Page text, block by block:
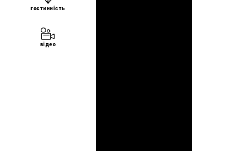
гостинність
відео